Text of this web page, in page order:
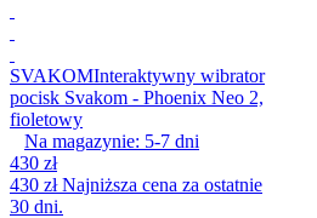
SVAKOMInteraktywny wibrator
pocisk Svakom - Phoenix Neo 2,
fioletowy
Na magazynie: 5-7 dni
430 zł
430 złNajniższa cena za ostatnie
30 dni.